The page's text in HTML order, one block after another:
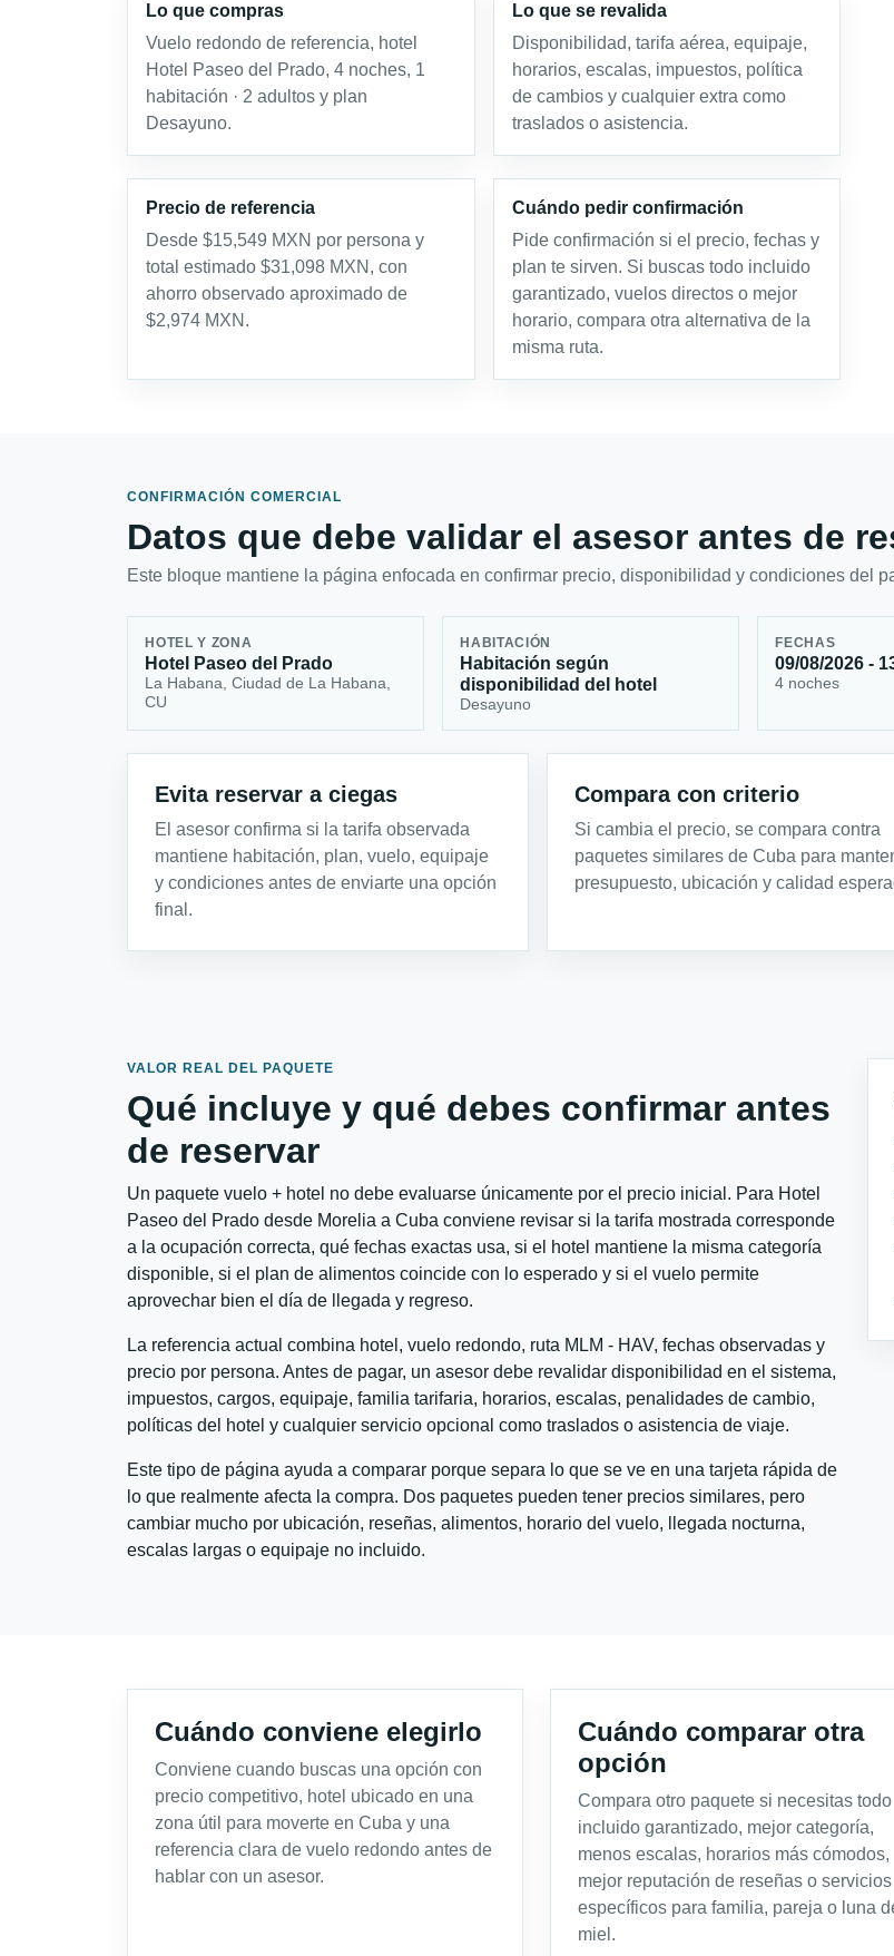
Lo que compras
Vuelo redondo de referencia, hotel
Hotel Paseo del Prado, 4 noches, 1
habitación · 2 adultos y plan
Desayuno.
Lo que se revalida
Disponibilidad, tarifa aérea, equipaje,
horarios, escalas, impuestos, política
de cambios y cualquier extra como
traslados o asistencia.
Precio de referencia
Desde $15,549 MXN por persona y
total estimado $31,098 MXN, con
ahorro observado aproximado de
$2,974 MXN.
Cuándo pedir confirmación
Pide confirmación si el precio, fechas y
plan te sirven. Si buscas todo incluido
garantizado, vuelos directos o mejor
horario, compara otra alternativa de la
misma ruta.
CONFIRMACIÓN COMERCIAL
Datos que debe validar el asesor antes de
Este bloque mantiene la página enfocada en confirmar precio, disponibilidad y condiciones del
HOTEL Y ZONA
Hotel Paseo del Prado
La Habana, Ciudad de La Habana,
CU
HABITACIÓN
Habitación según
disponibilidad del hotel
Desayuno
FECHAS
09/08/2026 -
4 noches
Evita reservar a ciegas
El asesor confirma si la tarifa observada
mantiene habitación, plan, vuelo, equipaje
y condiciones antes de enviarte una opción
final.
Compara con criterio
Si cambia el precio, se compara contra
paquetes similares de Cuba para
presupuesto, ubicación y calidad
VALOR REAL DEL PAQUETE
Qué incluye y qué debes confirmar antes
de reservar
Un paquete vuelo + hotel no debe evaluarse únicamente por el precio inicial. Para Hotel
Paseo del Prado desde Morelia a Cuba conviene revisar si la tarifa mostrada corresponde
a la ocupación correcta, qué fechas exactas usa, si el hotel mantiene la misma categoría
disponible, si el plan de alimentos coincide con lo esperado y si el vuelo permite
aprovechar bien el día de llegada y regreso.
La referencia actual combina hotel, vuelo redondo, ruta MLM - HAV, fechas observadas y
precio por persona. Antes de pagar, un asesor debe revalidar disponibilidad en el sistema,
impuestos, cargos, equipaje, familia tarifaria, horarios, escalas, penalidades de cambio,
políticas del hotel y cualquier servicio opcional como traslados o asistencia de viaje.
Este tipo de página ayuda a comparar porque separa lo que se ve en una tarjeta rápida de
lo que realmente afecta la compra. Dos paquetes pueden tener precios similares, pero
cambiar mucho por ubicación, reseñas, alimentos, horario del vuelo, llegada nocturna,
escalas largas o equipaje no incluido.
Cuándo conviene elegirlo
Conviene cuando buscas una opción con
precio competitivo, hotel ubicado en una
zona útil para moverte en Cuba y una
referencia clara de vuelo redondo antes de
hablar con un asesor.
Cuándo comparar otra
opción
Compara otro paquete si necesitas todo
incluido garantizado, mejor categoría,
menos escalas, horarios más cómodos,
mejor reputación de reseñas o servicios
específicos para familia, pareja o luna
miel.